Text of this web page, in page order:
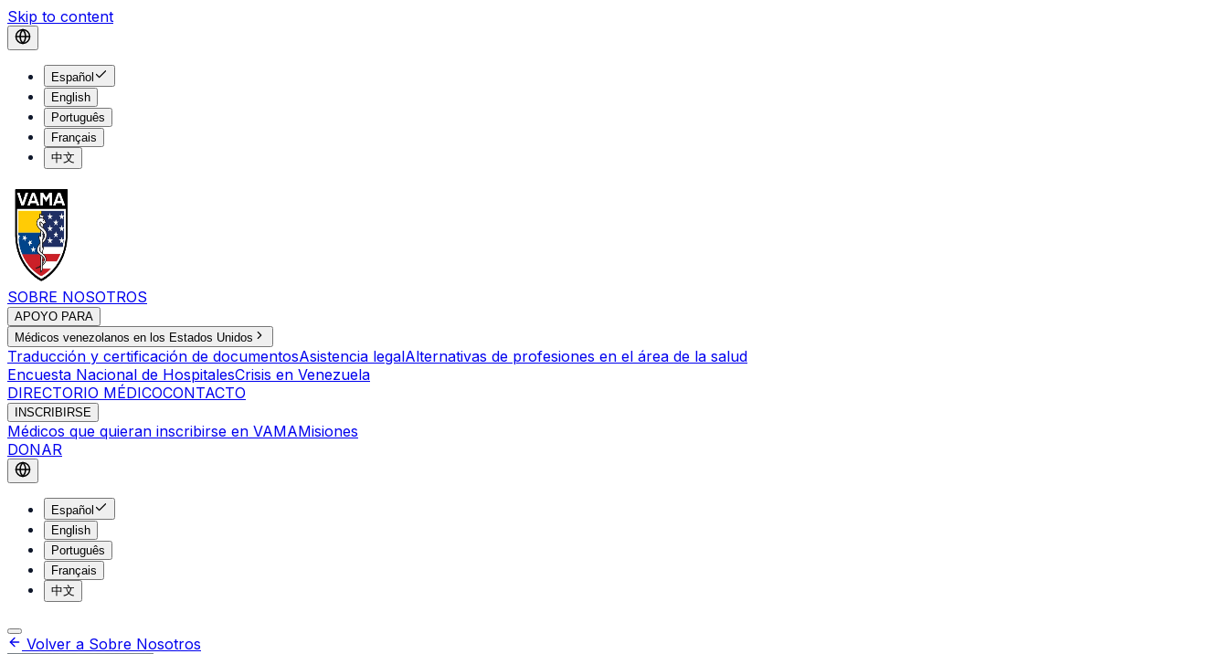
Skip to content
Español
English
Português
Français
中文
SOBRE NOSOTROS
APOYO PARA
Médicos venezolanos en los Estados Unidos
Traducción y certificación de documentosAsistencia legalAlternativas de profesiones en el área de la salud
Encuesta Nacional de HospitalesCrisis en Venezuela
DIRECTORIO MÉDICOCONTACTO
INSCRIBIRSE
Médicos que quieran inscribirse en VAMAMisiones
DONAR
Español
English
Português
Français
中文
Volver a Sobre Nosotros